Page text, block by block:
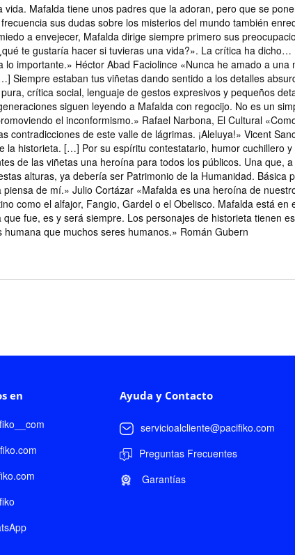
Mafalda tiene unos padres que la adoran, pero que se
sus dudas sobre los misterios del mundo también
a envejecer, Mafalda dirige siempre primero sus
te gustaría hacer si tuvieras una vida?». La crítica ha
importante.» Héctor Abad Faciolince «Nunca he amado a una
estaban tus viñetas dando sentido a los detalles
crítica social, lenguaje de gestos expresivos y pequeños
siguen leyendo a Mafalda con regocijo. No es un
el inconformismo.» Rafael Narbona, El Cultural
de este valle de lágrimas. ¡Aleluya!» Vicent
historieta. […] Por su espíritu contestatario, humor cuchillero
de las viñetas una heroína para todos los públicos. Una que,
alturas, ya debería ser Patrimonio de la Humanidad. Básica
de mí.» Julio Cortázar «Mafalda es una heroína de
como el alfajor, Fangio, Gardel o el Obelisco. Mafalda está en
fue, es y será siempre. Los personajes de historieta tienen
que muchos seres humanos.» Román Gubern
en Ayuda y Contacto
servicioalcliente@pacifiko.com
Preguntas Frecuentes
Garantías